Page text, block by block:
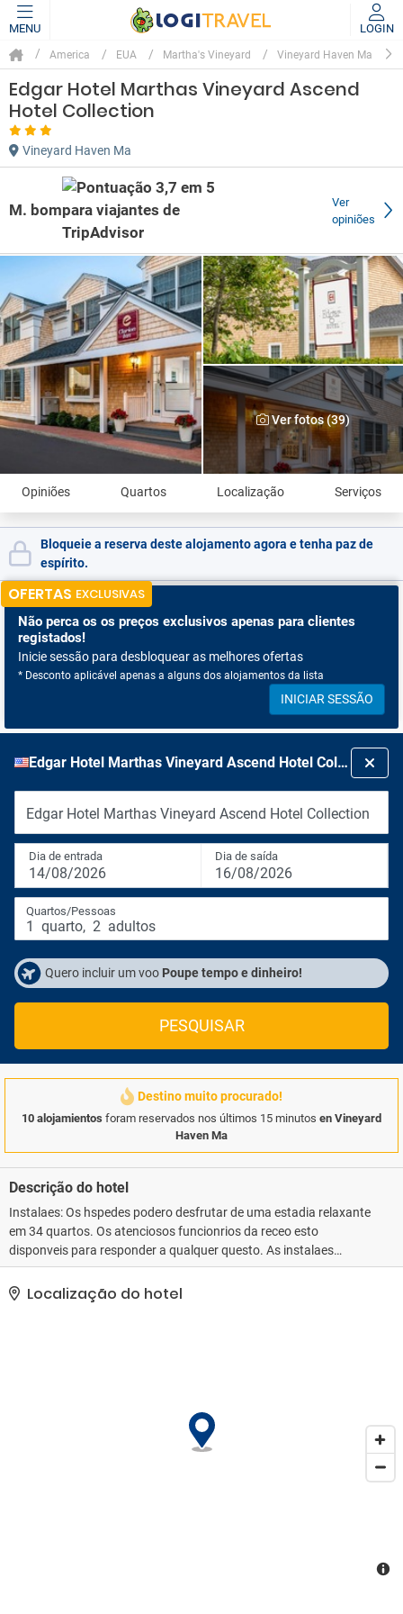
MENU LOGIN
America EUA Martha's Vineyard Vineyard Haven Ma
Edgar Hotel Marthas Vineyard Ascend
Hotel Collection
Vineyard Haven Ma
M. bom
Ver
opiniões
Ver fotos (39)
Opiniões Quartos Localização Serviços
Bloqueie a reserva deste alojamento agora e tenha paz de
espírito.
OFERTAS EXCLUSIVAS
Não perca os os preços exclusivos apenas para clientes
registados!
Inicie sessão para desbloquear as melhores ofertas
* Desconto aplicável apenas a alguns dos alojamentos da lista
INICIAR SESSÃO
Edgar Hotel Marthas Vineyard Ascend Hotel Collection
Edgar Hotel Marthas Vineyard Ascend Hotel Collection
Dia de entrada
14/08/2026
Dia de saída
16/08/2026
Quartos/Pessoas
1 quarto, 2 adultos
Quero incluir um voo Poupe tempo e dinheiro!
PESQUISAR
Destino muito procurado!
10 alojamientos foram reservados nos últimos 15 minutos en Vineyard
Haven Ma
Descrição do hotel
Instalaes: Os hspedes podero desfrutar de uma estadia relaxante
em 34 quartos. Os atenciosos funcionrios da receo esto
disponveis para responder a qualquer questo. As instalaes
incluem armazenamento de bagagens, um cofre e uma mquina de
bebidas. H wi-fi disponvel nas reas comuns. As instalaes esto
adaptadas a cadeiras de rodas. As instalaes do hotel incluem
dispor dos hspedes sem custos adicionais.
Localização do hotel